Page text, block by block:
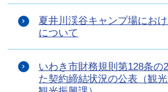
夏井川渓谷キャンプ場にお
について
いわき市財務規則第128条の
た契約締結状況の公表（観